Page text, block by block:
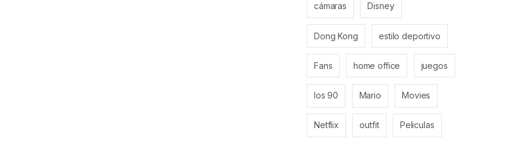
cámaras Disney
Dong Kong estilo deportivo
Fans home office juegos
los 90 Mario Movies
Netflix outfit Peliculas